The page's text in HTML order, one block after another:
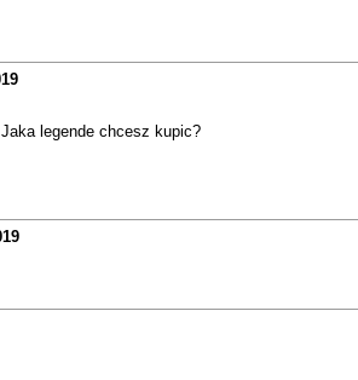
Jaka legende chcesz kupic?